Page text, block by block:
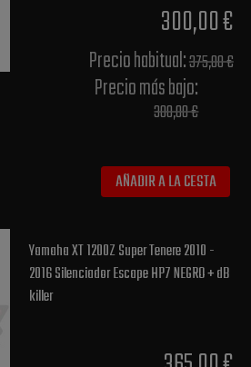
300,00 €
Precio habitual​:375,00 €
Precio más bajo​:
300,00 €
AÑADIR A LA CESTA
Yamaha XT 1200Z Super Tenere 2010 -
2016 Silenciador Escape HP7 NEGRO + dB
killer